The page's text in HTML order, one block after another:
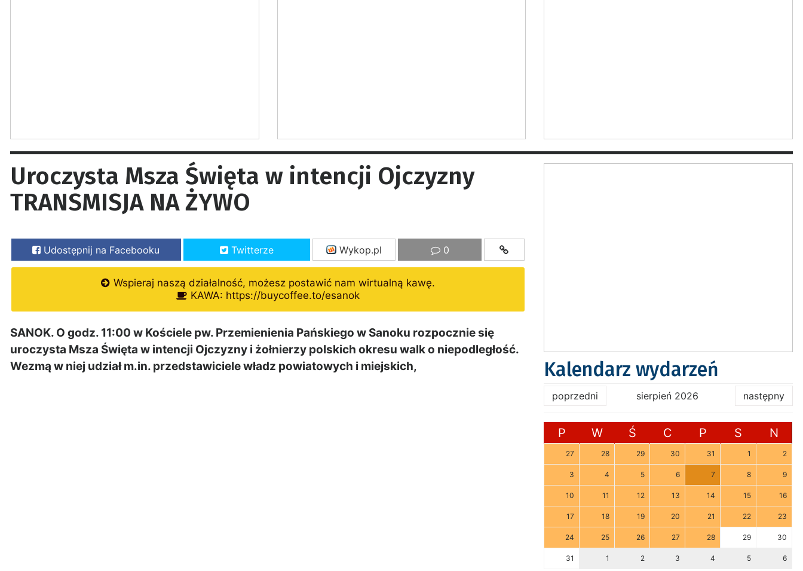
Uroczysta Msza Święta w intencji Ojczyzny
TRANSMISJA NA ŻYWO
Udostępnij na Facebooku Twitterze Wykop.pl 0
Wspieraj naszą działalność, możesz postawić nam wirtualną kawę.
KAWA: https://buycoffee.to/esanok
SANOK. O godz. 11:00 w Kościele pw. Przemienienia Pańskiego w Sanoku rozpocznie się
uroczysta Msza Święta w intencji Ojczyzny i żołnierzy polskich okresu walk o niepodległość.
Wezmą w niej udział m.in. przedstawiciele władz powiatowych i miejskich,
Kalendarz wydarzeń
poprzedni sierpień 2026 następny
P W Ś C P S N
27 28 29 30 31 1 2
3 4 5 6 7 8 9
10 11 12 13 14 15 16
17 18 19 20 21 22 23
24 25 26 27 28 29 30
31 1 2 3 4 5 6